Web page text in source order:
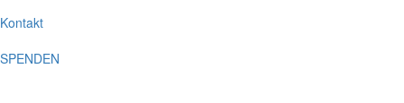
Kontakt
SPENDEN